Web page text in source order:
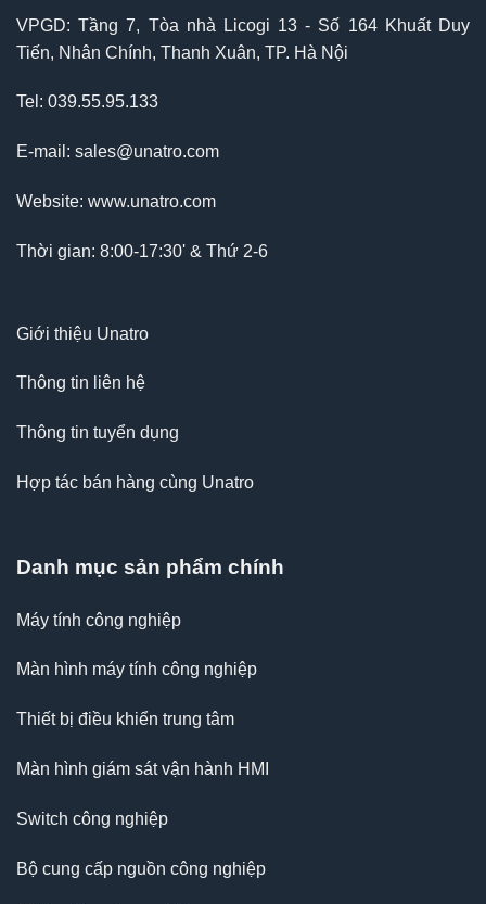
VPGD: Tầng 7, Tòa nhà Licogi 13 - Số 164 Khuất Duy
Tiến, Nhân Chính, Thanh Xuân, TP. Hà Nội
Tel: 039.55.95.133
E-mail: sales@unatro.com
Website: www.unatro.com
Thời gian: 8:00-17:30' & Thứ 2-6
Giới thiệu Unatro
Thông tin liên hệ
Thông tin tuyển dụng
Hợp tác bán hàng cùng Unatro
Danh mục sản phẩm chính
Máy tính công nghiệp
Màn hình máy tính công nghiệp
Thiết bị điều khiển trung tâm
Màn hình giám sát vận hành HMI
Switch công nghiệp
Bộ cung cấp nguồn công nghiệp